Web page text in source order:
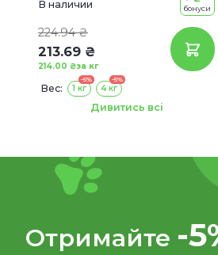
В наличии
224.94 ₴
213.69 ₴
за кг
214.00 ₴
бонуси
Вес:
-5%
1 кг
-5%
4 кг
14 л 56 л
Дивитись всі
Отримайте -